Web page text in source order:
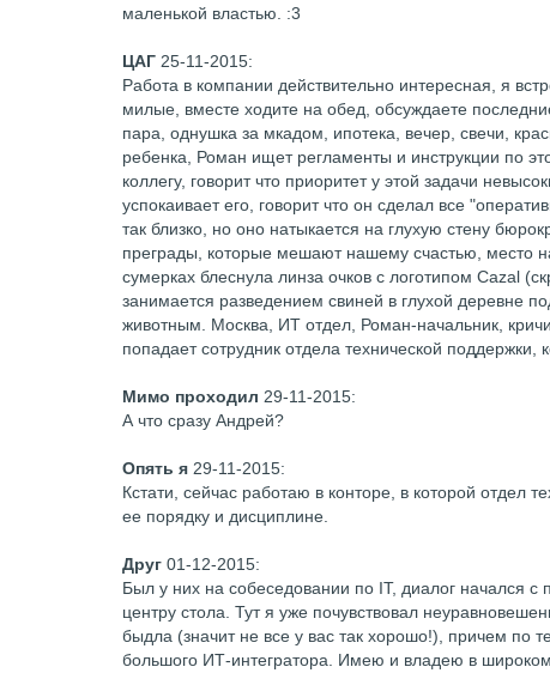
маленькой властью. :3
ЦАГ 25-11-2015:
Работа в компании действительно интересная, я
милые, вместе ходите на обед, обсуждаете
пара, однушка за мкадом, ипотека, вечер, свечи,
ребенка, Роман ищет регламенты и инструкции по
коллегу, говорит что приоритет у этой задачи
успокаивает его, говорит что он сделал все
так близко, но оно натыкается на глухую стену
преграды, которые мешают нашему счастью, место
сумерках блеснула линза очков с логотипом Cazal
занимается разведением свиней в глухой деревне
животным. Москва, ИТ отдел, Роман-начальник,
попадает сотрудник отдела технической
Мимо проходил 29-11-2015:
А что сразу Андрей?
Опять я 29-11-2015:
Кстати, сейчас работаю в конторе, в которой отдел
ее порядку и дисциплине.
Друг 01-12-2015:
Был у них на собеседовании по IT, диалог начался
центру стола. Тут я уже почувствовал
быдла (значит не все у вас так хорошо!), причем по
большого ИТ-интегратора. Имею и владею в